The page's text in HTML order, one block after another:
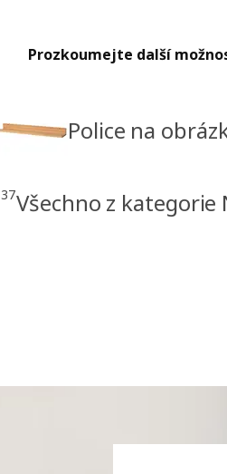
Prozkoumejte další
Police na
37Všechno z